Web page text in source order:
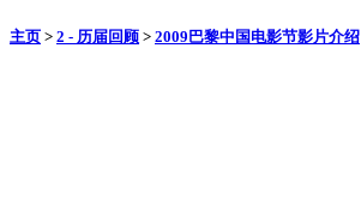
主页 > 2 - 历届回顾 > 2009巴黎中国电影节影片介绍